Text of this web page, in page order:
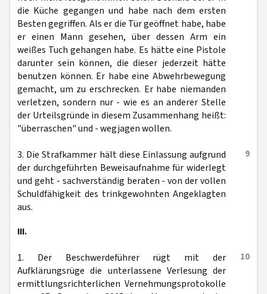
die Küche gegangen und habe nach dem ersten
Besten gegriffen. Als er die Tür geöffnet habe, habe
er einen Mann gesehen, über dessen Arm ein
weißes Tuch gehangen habe. Es hätte eine Pistole
darunter sein können, die dieser jederzeit hätte
benutzen können. Er habe eine Abwehrbewegung
gemacht, um zu erschrecken. Er habe niemanden
verletzen, sondern nur - wie es an anderer Stelle
der Urteilsgründe in diesem Zusammenhang heißt:
"überraschen" und - wegjagen wollen.
9
3. Die Strafkammer hält diese Einlassung aufgrund
der durchgeführten Beweisaufnahme für widerlegt
und geht - sachverständig beraten - von der vollen
Schuldfähigkeit des trinkgewohnten Angeklagten
aus.
III.
10
1. Der Beschwerdeführer rügt mit der
Aufklärungsrüge die unterlassene Verlesung der
ermittlungsrichterlichen Vernehmungsprotokolle